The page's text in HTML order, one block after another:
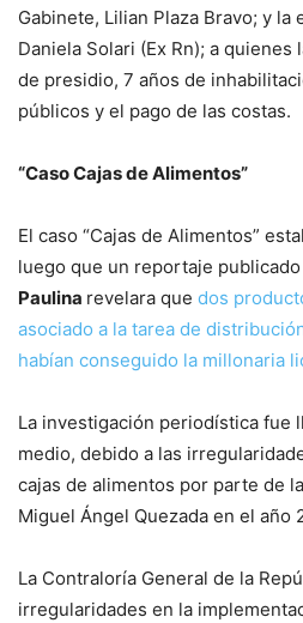
Gabinete, Lilian Plaza Bravo; y la
Daniela Solari (Ex Rn); a quienes
de presidio, 7 años de
públicos y el pago de las costas.
“Caso Cajas de Alimentos”
El caso “Cajas de Alimentos”
luego que un reportaje
Paulina revelara que dos
asociado a la tarea de
habían conseguido la millonaria
La investigación periodística fue
medio, debido a las
cajas de alimentos por parte de
Miguel Ángel Quezada en el año
La Contraloría General de la
irregularidades en la